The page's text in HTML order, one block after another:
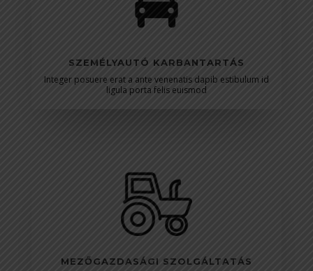
SZEMÉLYAUTÓ KARBANTARTÁS
Integer posuere erat a ante venenatis dapib estibulum id
ligula porta felis euismod
MEZŐGAZDASÁGI SZOLGÁLTATÁS